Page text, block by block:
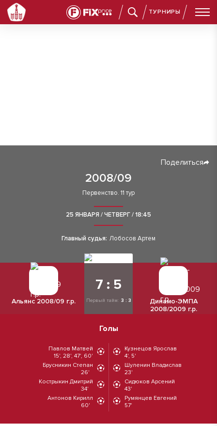
ТУРНИРЫ
2008/09
Поделиться
Первенство. 11 тур
25 ЯНВАРЯ / ЧЕТВЕРГ / 18:45
Главный судья: Лобосов Артем
Альянс 2008/09 г.р.
7 : 5
Первый тайм: 3 : 3
Динамо-ЭМПА
2008/2009 г.р.
Голы
Павлов Матвей
15', 28', 47', 60'
Брусникин Степан
26'
Кострыкин Дмитрий
34'
Антонов Кирилл
60'
Кузнецов Ярослав
4', 5'
Шуленин Владислав
23'
Сидюков Арсений
43'
Румянцев Евгений
57'